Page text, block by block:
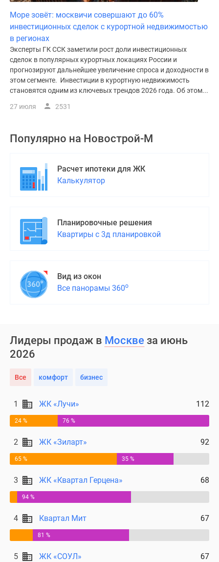
Море зовёт: москвичи совершают до 60%
инвестиционных сделок с курортной недвижимостью
в регионах
Эксперты ГК ССК заметили рост доли инвестиционных
сделок в популярных курортных локациях России и
прогнозируют дальнейшее увеличение спроса и доходности в
этом сегменте. Инвестиции в курортную недвижимость
становятся одним из ключевых трендов 2026 года. Об этом...
27 июля 2531
Популярно на Новострой-М
Расчет ипотеки для ЖК
Калькулятор
Планировочные решения
Квартиры с 3д планировкой
Вид из окон
Все панорамы 360о
Лидеры продаж в Москве за июнь
2026
Все комфорт бизнес
1 ЖК «Лучи» 112
24 % 76 %
2 ЖК «Зиларт» 92
65 % 35 %
3 ЖК «Квартал Герцена» 68
94 %
4 Квартал Мит 67
81 %
5 ЖК «СОУЛ» 67